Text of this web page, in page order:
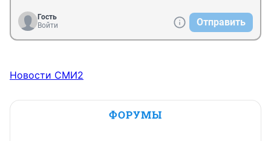
Гость
Войти
Отправить
Новости СМИ2
ФОРУМЫ